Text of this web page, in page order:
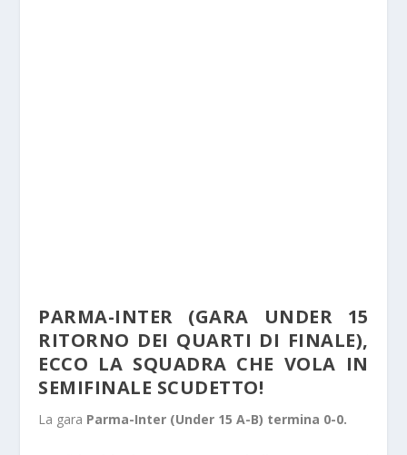
PARMA-INTER (GARA UNDER 15
RITORNO DEI QUARTI DI FINALE),
ECCO LA SQUADRA CHE VOLA IN
SEMIFINALE SCUDETTO!
La gara Parma-Inter (Under 15 A-B) termina 0-0.